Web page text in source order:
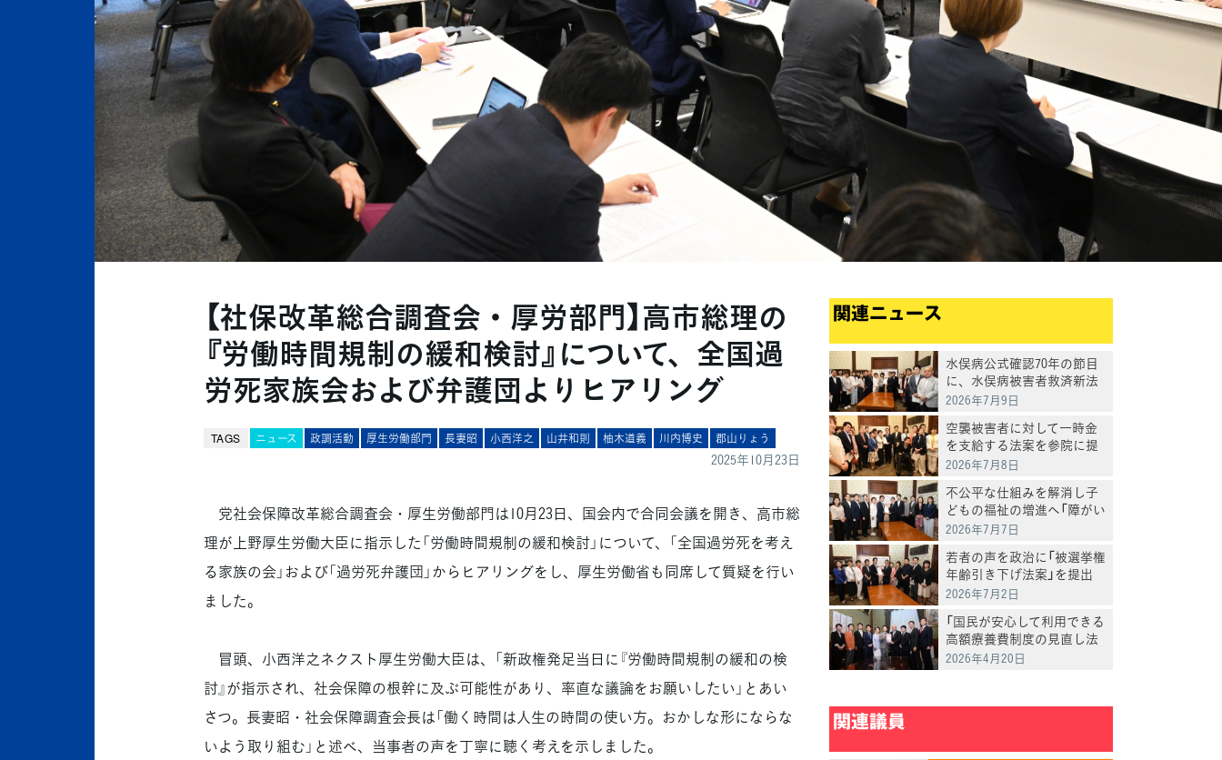
【社保改革総合調査会・厚労部門】高市総理の
『労働時間規制の緩和検討』について、全国過
労死家族会および弁護団よりヒアリング
TAGS ニュース 政調活動 厚生労働部門 長妻昭 小西洋之 山井和則 柚木道義 川内博史 郡山りょう
2025年10月23日
党社会保障改革総合調査会・厚生労働部門は10月23日、国会内で合同会議を開き、高市総
理が上野厚生労働大臣に指示した「労働時間規制の緩和検討」について、「全国過労死を考え
る家族の会」および「過労死弁護団」からヒアリングをし、厚生労働省も同席して質疑を行い
ました。
冒頭、小西洋之ネクスト厚生労働大臣は、「新政権発足当日に『労働時間規制の緩和の検
討』が指示され、社会保障の根幹に及ぶ可能性があり、率直な議論をお願いしたい」とあい
さつ。長妻昭・社会保障調査会長は「働く時間は人生の時間の使い方。おかしな形にならな
いよう取り組む」と述べ、当事者の声を丁寧に聴く考えを示しました。
関連ニュース
水俣病公式確認70年の節目
に、水俣病被害者救済新法
案提出
2026年7月9日
空襲被害者に対して一時金
を支給する法案を参院に提
出
2026年7月8日
不公平な仕組みを解消し子
どもの福祉の増進へ「障がい
児福祉に係る所得制限撤廃
2026年7月7日
若者の声を政治に「被選挙権
年齢引き下げ法案」を提出
2026年7月2日
「国民が安心して利用できる
高額療養費制度の見直し法
案」を衆院に提出
2026年4月20日
関連議員